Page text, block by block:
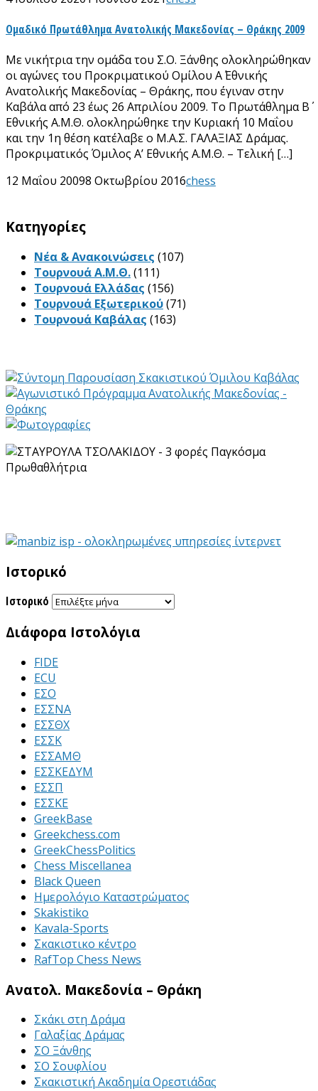
Ομαδικό Πρωτάθλημα Ανατολικής Μακεδονίας – Θράκης 2009
Με νικήτρια την ομάδα του Σ.Ο. Ξάνθης ολοκληρώθηκαν
οι αγώνες του Προκριματικού Ομίλου Α΄ Εθνικής
Ανατολικής Μακεδονίας – Θράκης, που έγιναν στην
Καβάλα από 23 έως 26 Απριλίου 2009. Το Πρωτάθλημα Β΄
Εθνικής Α.Μ.Θ. ολοκληρώθηκε την Κυριακή 10 Μαΐου
και την 1η θέση κατέλαβε ο Μ.Α.Σ. ΓΑΛΑΞΙΑΣ Δράμας.
Προκριματικός Όμιλος Α’ Εθνικής Α.Μ.Θ. – Τελική […]
12 Μαΐου 20098 Οκτωβρίου 2016chess
Kατηγορίες
Νέα & Ανακοινώσεις (107)
Τουρνουά Α.Μ.Θ.(111)
Τουρνουά Ελλάδας (156)
Τουρνουά Εξωτερικού(71)
Τουρνουά Καβάλας (163)
Ιστορικό
Ιστορικό
Διάφορα Ιστολόγια
FIDE
ECU
ΕΣΟ
ΕΣΣΝΑ
ΕΣΣΘΧ
ΕΣΣΚ
ΕΣΣΑΜΘ
ΕΣΣΚΕΔΥΜ
ΕΣΣΠ
ΕΣΣΚΕ
GreekBase
Greekchess.com
GreekChessPolitics
Chess Miscellanea
Black Queen
Ημερολόγιο Καταστρώματος
Skakistiko
Kavala-Sports
Σκακιστικο κέντρο
RafTop Chess News
Ανατολ. Μακεδονία – Θράκη
Σκάκι στη Δράμα
Γαλαξίας Δράμας
ΣΟ Ξάνθης
ΣΟ Σουφλίου
Σκακιστική Ακαδημία Ορεστιάδας